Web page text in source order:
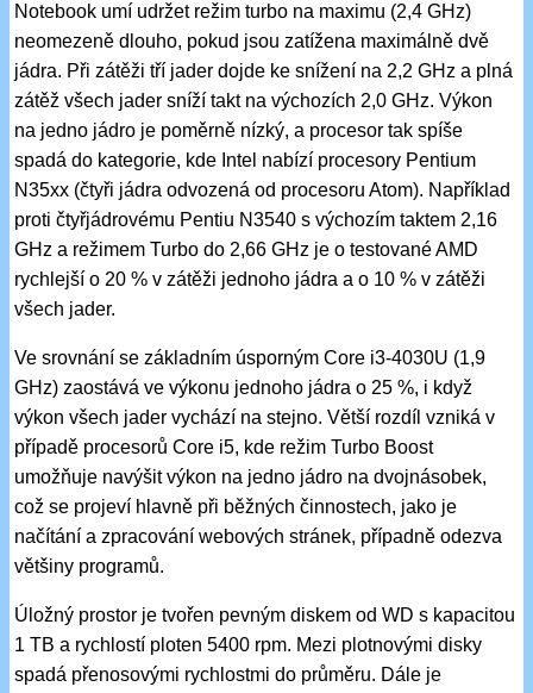
Notebook umí udržet režim turbo na maximu (2,4 GHz)
neomezeně dlouho, pokud jsou zatížena maximálně dvě
jádra. Při zátěži tří jader dojde ke snížení na 2,2 GHz a plná
zátěž všech jader sníží takt na výchozích 2,0 GHz. Výkon
na jedno jádro je poměrně nízký, a procesor tak spíše
spadá do kategorie, kde Intel nabízí procesory Pentium
N35xx (čtyři jádra odvozená od procesoru Atom). Například
proti čtyřjádrovému Pentiu N3540 s výchozím taktem 2,16
GHz a režimem Turbo do 2,66 GHz je o testované AMD
rychlejší o 20 % v zátěži jednoho jádra a o 10 % v zátěži
všech jader.
Ve srovnání se základním úsporným Core i3-4030U (1,9
GHz) zaostává ve výkonu jednoho jádra o 25 %, i když
výkon všech jader vychází na stejno. Větší rozdíl vzniká v
případě procesorů Core i5, kde režim Turbo Boost
umožňuje navýšit výkon na jedno jádro na dvojnásobek,
což se projeví hlavně při běžných činnostech, jako je
načítání a zpracování webových stránek, případně odezva
většiny programů.
Úložný prostor je tvořen pevným diskem od WD s kapacitou
1 TB a rychlostí ploten 5400 rpm. Mezi plotnovými disky
spadá přenosovými rychlostmi do průměru. Dále je